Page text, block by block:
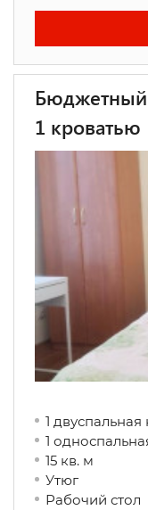
Бюджетный
1 кроватью
1 двуспальная
1
15 кв. м
Утюг
Рабочий стол